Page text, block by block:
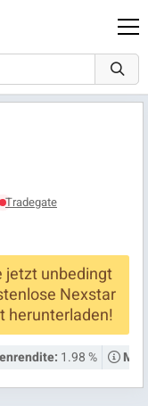
Tradegate
jetzt unbedingt
Nexstar
herunterladen!
1.98 %